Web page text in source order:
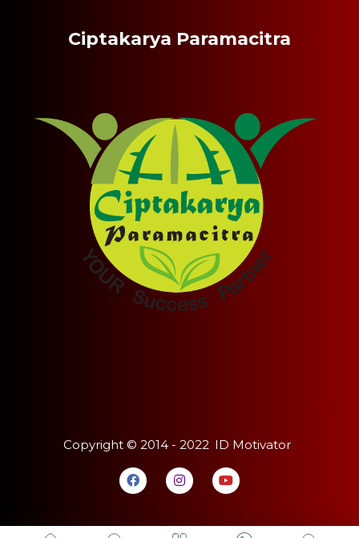
Ciptakarya Paramacitra
Copyright © 2014 - 2022 ID Motivator